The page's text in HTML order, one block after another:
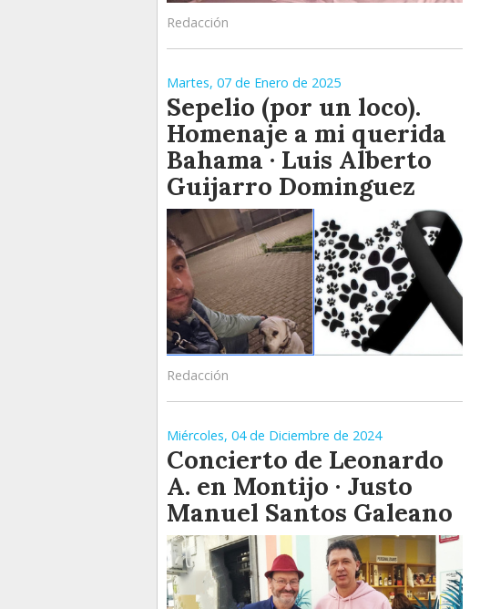
Redacción
Martes, 07 de Enero de 2025
Sepelio (por un loco).
Homenaje a mi querida
Bahama · Luis Alberto
Guijarro Dominguez
Redacción
Miércoles, 04 de Diciembre de 2024
Concierto de Leonardo
A. en Montijo · Justo
Manuel Santos Galeano